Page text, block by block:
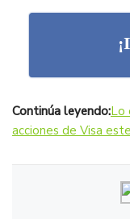
Continúa leyendo:Lo
acciones de Visa